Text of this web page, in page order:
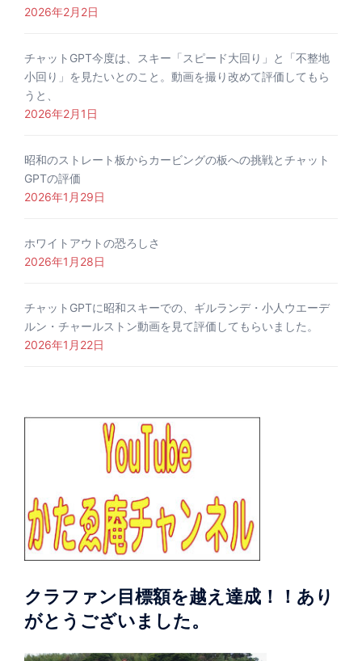
2026年2月2日
チャットGPT今度は、スキー「スピード大回り」と「不整地
小回り」を見たいとのこと。動画を撮り改めて評価してもら
うと、
2026年2月1日
昭和のストレート板からカービングの板への挑戦とチャット
GPTの評価
2026年1月29日
ホワイトアウトの恐ろしさ
2026年1月28日
チャットGPTに昭和スキーでの、ギルランデ・小人ウエーデ
ルン・チャールストン動画を見て評価してもらいました。
2026年1月22日
クラファン目標額を越え達成！！あり
がとうございました。